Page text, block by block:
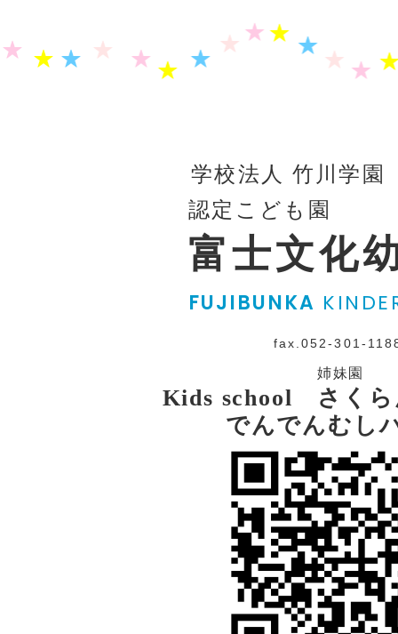
学校法人 竹川学園
認定こども園
富士文化
FUJIBUNKA
fax.052-301-
姉妹園
Kids school さく
でんでんむし